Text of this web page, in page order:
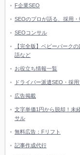
F企業SEO
SEOのプロが語る、採用
SEOコンサル
【完全版】ベビーパーク
語など
お役立ち情報一覧
ドライバー派遣SEO・採
広告掲載
文字単価1円から脱却！未
サル
無料広告：Fリフト
記事作成代行